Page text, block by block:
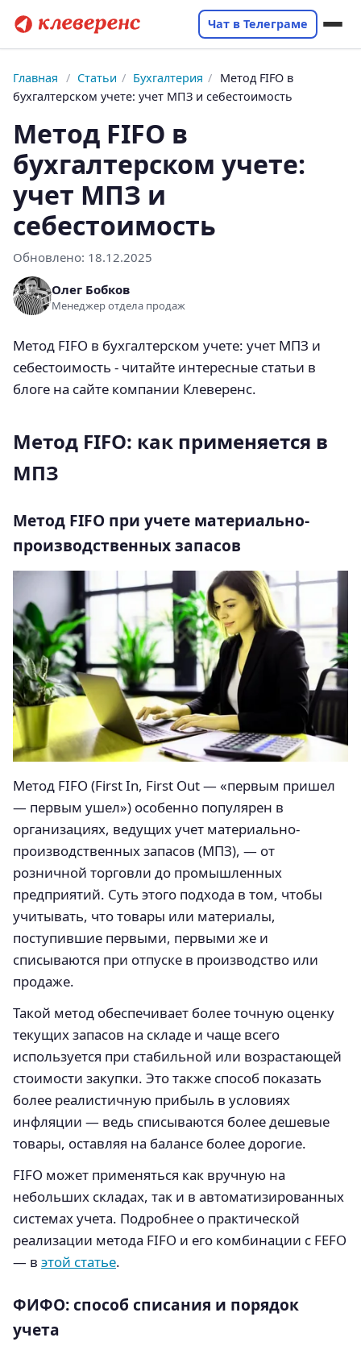
Чат в Телеграме
Главная / Статьи / Бухгалтерия / Метод FIFO в
бухгалтерском учете: учет МПЗ и себестоимость
Метод FIFO в
бухгалтерском учете:
учет МПЗ и
себестоимость
Обновлено: 18.12.2025
Олег Бобков
Менеджер отдела продаж
Метод FIFO в бухгалтерском учете: учет МПЗ и
себестоимость - читайте интересные статьи в
блоге на сайте компании Клеверенс.
Метод FIFO: как применяется в
МПЗ
Метод FIFO при учете материально-
производственных запасов
Метод FIFO (First In, First Out — «первым пришел
— первым ушел») особенно популярен в
организациях, ведущих учет материально-
производственных запасов (МПЗ), — от
розничной торговли до промышленных
предприятий. Суть этого подхода в том, чтобы
учитывать, что товары или материалы,
поступившие первыми, первыми же и
списываются при отпуске в производство или
продаже.
Такой метод обеспечивает более точную оценку
текущих запасов на складе и чаще всего
используется при стабильной или возрастающей
стоимости закупки. Это также способ показать
более реалистичную прибыль в условиях
инфляции — ведь списываются более дешевые
товары, оставляя на балансе более дорогие.
FIFO может применяться как вручную на
небольших складах, так и в автоматизированных
системах учета. Подробнее о практической
реализации метода FIFO и его комбинации с FEFO
— в этой статье.
ФИФО: способ списания и порядок
учета